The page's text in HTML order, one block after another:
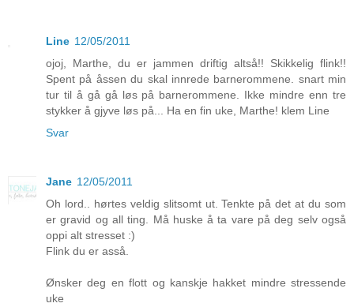
Line 12/05/2011
ojoj, Marthe, du er jammen driftig altså!! Skikkelig flink!!
Spent på åssen du skal innrede barnerommene. snart min
tur til å gå gå løs på barnerommene. Ikke mindre enn tre
stykker å gjyve løs på... Ha en fin uke, Marthe! klem Line
Svar
Jane 12/05/2011
Oh lord.. hørtes veldig slitsomt ut. Tenkte på det at du som
er gravid og all ting. Må huske å ta vare på deg selv også
oppi alt stresset :)
Flink du er asså.
Ønsker deg en flott og kanskje hakket mindre stressende
uke